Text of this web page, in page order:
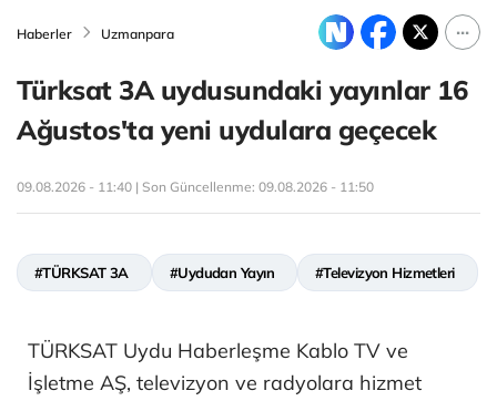
Haberler Uzmanpara
Türksat 3A uydusundaki yayınlar 16
Ağustos'ta yeni uydulara geçecek
09.08.2026 - 11:40 | Son Güncellenme: 09.08.2026 - 11:50
#TÜRKSAT 3A #Uydudan Yayın #Televizyon Hizmetleri
TÜRKSAT Uydu Haberleşme Kablo TV ve
İşletme AŞ, televizyon ve radyolara hizmet